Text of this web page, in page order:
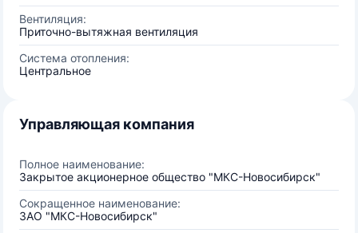
Вентиляция:
Приточно-вытяжная вентиляция
Система отопления:
Центральное
Управляющая компания
Полное наименование:
Закрытое акционерное общество "МКС-Новосибирск"
Сокращенное наименование:
ЗАО "МКС-Новосибирск"